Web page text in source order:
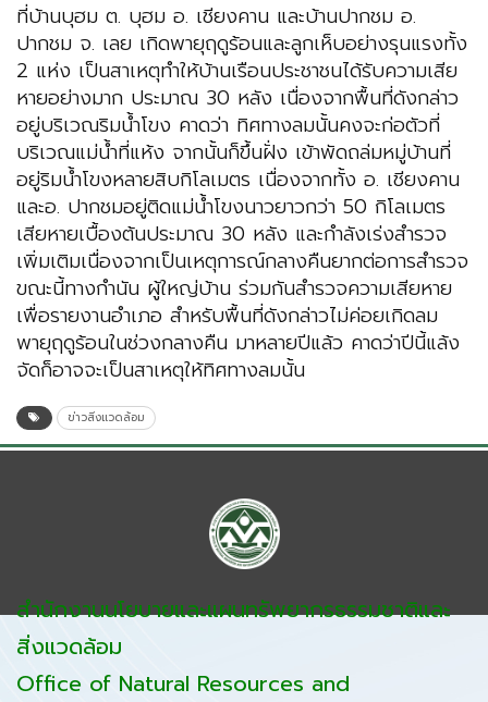
ที่บ้านบุฮม ต. บุฮม อ. เชียงคาน และบ้านปากชม อ.
ปากชม จ. เลย เกิดพายุฤดูร้อนและลูกเห็บอย่างรุนแรงทั้ง
2 แห่ง เป็นสาเหตุทำให้บ้านเรือนประชาชนได้รับความเสีย
หายอย่างมาก ประมาณ 30 หลัง เนื่องจากพื้นที่ดังกล่าว
อยู่บริเวณริมน้ำโขง คาดว่า ทิศทางลมนั้นคงจะก่อตัวที่
บริเวณแม่น้ำที่แห้ง จากนั้นก็ขึ้นฝั่ง เข้าพัดถล่มหมู่บ้านที่
อยู่ริมน้ำโขงหลายสิบกิโลเมตร เนื่องจากทั้ง อ. เชียงคาน
และอ. ปากชมอยู่ติดแม่น้ำโขงนาวยาวกว่า 50 กิโลเมตร
เสียหายเบื้องต้นประมาณ 30 หลัง และกำลังเร่งสำรวจ
เพิ่มเติมเนื่องจากเป็นเหตุการณ์กลางคืนยากต่อการสำรวจ
ขณะนี้ทางกำนัน ผู้ใหญ่บ้าน ร่วมกันสำรวจความเสียหาย
เพื่อรายงานอำเภอ สำหรับพื้นที่ดังกล่าวไม่ค่อยเกิดลม
พายุฤดูร้อนในช่วงกลางคืน มาหลายปีแล้ว คาดว่าปีนี้แล้ง
จัดก็อาจจะเป็นสาเหตุให้ทิศทางลมนั้น
ข่าวสิ่งแวดล้อม
สำนักงานนโยบายและแผนทรัพยากรธรรมชาติและ
สิ่งแวดล้อม
Office of Natural Resources and